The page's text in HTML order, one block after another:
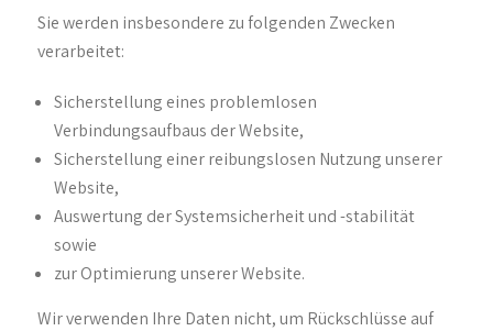
Sie werden insbesondere zu folgenden Zwecken
verarbeitet:
Sicherstellung eines problemlosen
Verbindungsaufbaus der Website,
Sicherstellung einer reibungslosen Nutzung unserer
Website,
Auswertung der Systemsicherheit und -stabilität
sowie
zur Optimierung unserer Website.
Wir verwenden Ihre Daten nicht, um Rückschlüsse auf